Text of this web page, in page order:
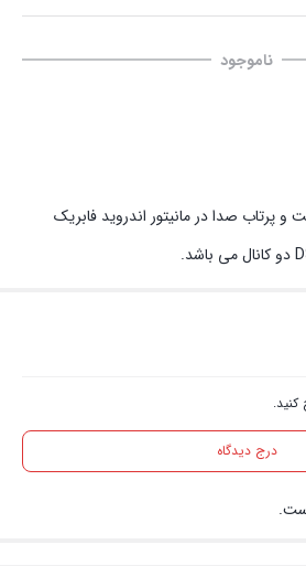
ناموجود
و پرتاب صدا در مانیتور اندروید فابریک
درج دیدگاه